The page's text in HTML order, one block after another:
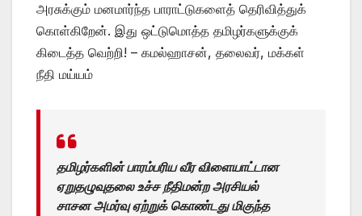
அரசுக்கும் மனமார்ந்த பாராட்டுகளைத் தெரிவித்துக்
கொள்கிறேன். இது ஒட்டுமொத்த தமிழர்களுக்குக்
கிடைத்த வெற்றி! – கமல்ஹாசன், தலைவர், மக்கள்
நீதி மய்யம்
தமிழர்களின் பாரம்பரிய வீர விளையாட்டான
ஏறுதழுவுதலை உச்ச நீதிமன்ற அரசியல்
சாசன அமர்வு ஏற்றுக் கொண்டது மிகுந்த